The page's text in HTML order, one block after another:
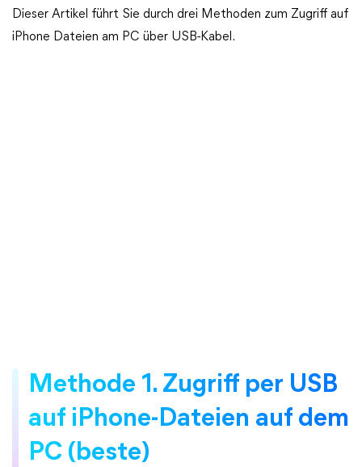
Dieser Artikel führt Sie durch drei Methoden zum Zugriff auf
iPhone Dateien am PC über USB-Kabel.
Methode 1. Zugriff per USB
auf iPhone-Dateien auf dem
PC (beste)